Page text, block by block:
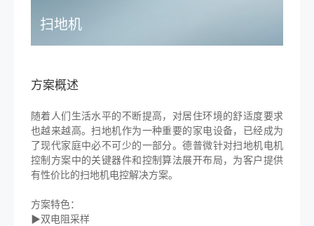
扫地机
方案概述
随着人们生活水平的不断提高，对居住环境的舒适度要求
也越来越高。扫地机作为一种重要的家电设备，已经成为
了现代家庭中必不可少的一部分。德普微针对扫地机电机
控制方案中的关键器件和控制算法展开布局，为客户提供
有性价比的扫地机电控解决方案。
方案特色：
▶双电阻采样